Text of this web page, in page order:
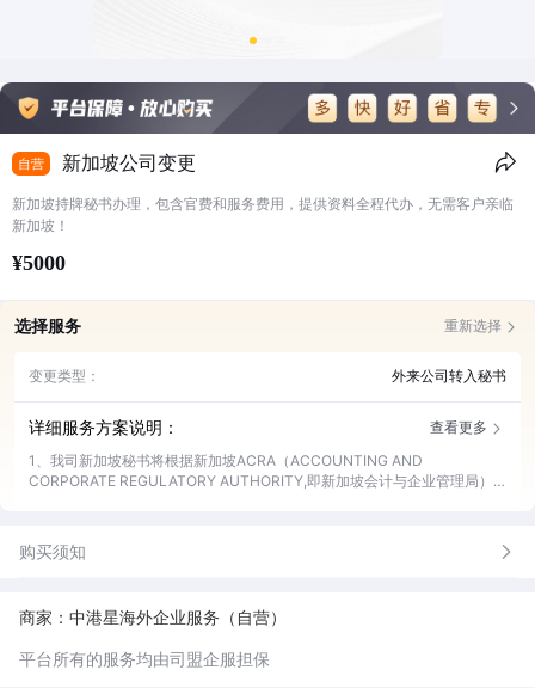
自营 新加坡公司变更
新加坡持牌秘书办理，包含官费和服务费用，提供资料全程代办，无需客户亲临
新加坡！
¥5000
选择服务 重新选择
变更类型： 外来公司转入秘书
详细服务方案说明：
查看更多
1、我司新加坡秘书将根据新加坡ACRA（ACCOUNTING AND
CORPORATE REGULATORY AUTHORITY,即新加坡会计与企业管理局）
购买须知
商家：中港星海外企业服务（自营）
平台所有的服务均由司盟企服担保